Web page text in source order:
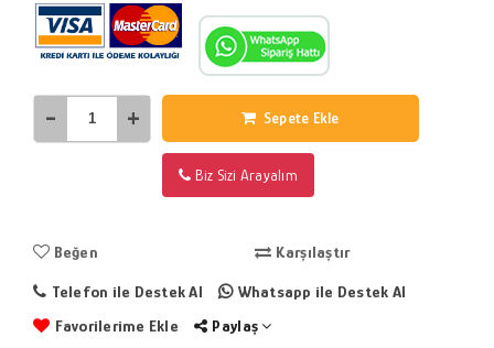
- + Sepete Ekle
Biz Sizi Arayalım
Beğen Karşılaştır
Telefon ile Destek Al
Whatsapp ile Destek Al
Favorilerime Ekle
Paylaş